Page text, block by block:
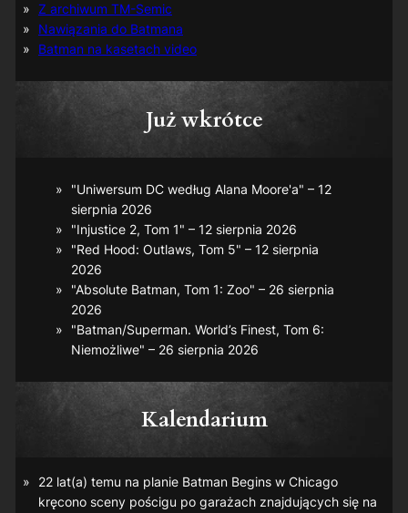
Z archiwum TM-Semic
Nawiązania do Batmana
Batman na kasetach video
Już wkrótce
"Uniwersum DC według Alana Moore'a" – 12
sierpnia 2026
"Injustice 2, Tom 1" – 12 sierpnia 2026
"Red Hood: Outlaws, Tom 5" – 12 sierpnia
2026
"Absolute Batman, Tom 1: Zoo" – 26 sierpnia
2026
"Batman/Superman. World’s Finest, Tom 6:
Niemożliwe" – 26 sierpnia 2026
Kalendarium
22 lat(a) temu na planie Batman Beginsw Chicago
kręcono sceny pościgu po garażach znajdujących się na